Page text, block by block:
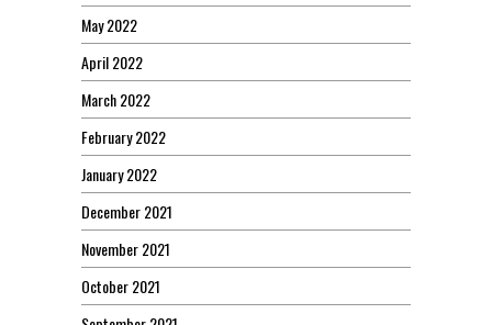
May 2022
April 2022
March 2022
February 2022
January 2022
December 2021
November 2021
October 2021